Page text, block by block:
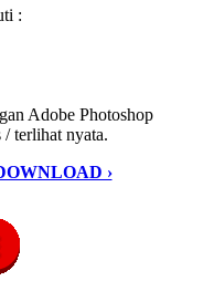
:
Adobe Photoshop
/ terlihat nyata.
›